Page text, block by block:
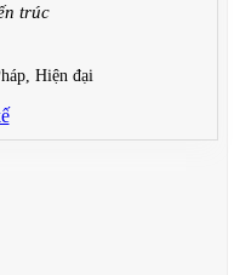
trúc
Hiện đại